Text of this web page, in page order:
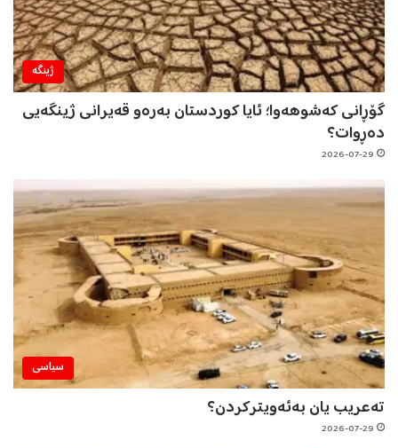
ژینگه‌
گۆڕانی کەشوهەوا؛ ئایا کوردستان بەرەو قەیرانی ژینگەیی
دەڕوات؟
2026-07-29
سیاسی
تەعریب یان بەئەویترکردن؟
2026-07-29